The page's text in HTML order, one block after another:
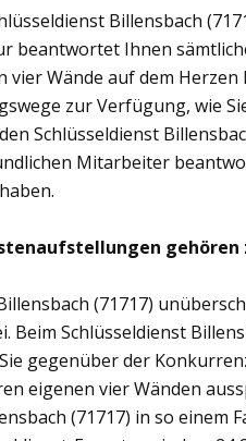
Billensbach
beantwortet Ihnen
Wände auf dem
zur Verfügung, wie
Schlüsseldienst
Mitarbeiter
gehören
(71717)
Beim Schlüsseldienst
gegenüber der
eigenen vier Wänden
(71717) in so